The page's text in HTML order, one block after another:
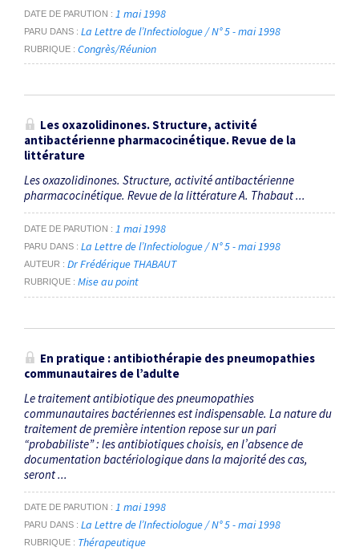
DATE DE PARUTION 1 mai 1998
PARU DANS La Lettre de l’Infectiologue / N° 5 - mai 1998
RUBRIQUE Congrès/Réunion
Les oxazolidinones. Structure, activité
antibactérienne pharmacocinétique. Revue de la
littérature
Les oxazolidinones. Structure, activité antibactérienne
pharmacocinétique. Revue de la littérature A. Thabaut ...
DATE DE PARUTION 1 mai 1998
PARU DANS La Lettre de l’Infectiologue / N° 5 - mai 1998
AUTEUR Dr Frédérique THABAUT
RUBRIQUE Mise au point
En pratique : antibiothérapie des pneumopathies
communautaires de l’adulte
Le traitement antibiotique des pneumopathies
communautaires bactériennes est indispensable. La nature du
traitement de première intention repose sur un pari
“probabiliste” : les antibiotiques choisis, en l’absence de
documentation bactériologique dans la majorité des cas,
seront ...
DATE DE PARUTION 1 mai 1998
PARU DANS La Lettre de l’Infectiologue / N° 5 - mai 1998
RUBRIQUE Thérapeutique